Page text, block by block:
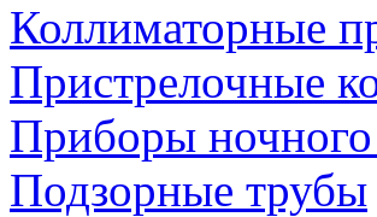
Коллиматорные
Пристрелочные
Приборы
Подзорные трубы